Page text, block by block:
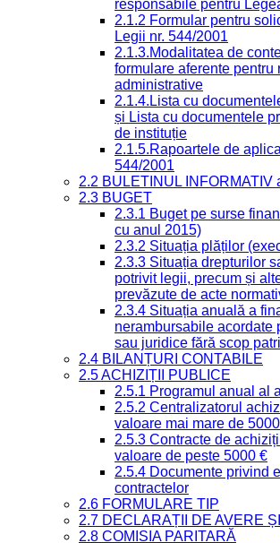
responsabile pentru
2.1.2 Formular pentru
Legii nr. 544/2001
2.1.3.Modalitatea de
formulare aferente pentru
administrative
2.1.4.Lista cu
și Lista cu documentele
de instituție
2.1.5.Rapoartele de
544/2001
2.2 BULETINUL INFORMATIV
2.3 BUGET
2.3.1 Buget pe surse
cu anul 2015)
2.3.2 Situația plăților
2.3.3 Situația drepturilor
potrivit legii, precum și
prevăzute de acte
2.3.4 Situația anuală a
nerambursabile acordate
sau juridice fără scop
2.4 BILANȚURI CONTABILE
2.5 ACHIZIȚII PUBLICE
2.5.1 Programul anual al
2.5.2 Centralizatorul
valoare mai mare de
2.5.3 Contracte de
valoare de peste 5000 €
2.5.4 Documente privind
contractelor
2.6 FORMULARE TIP
2.7 DECLARAȚII DE AVERE
2.8 COMISIA PARITARĂ